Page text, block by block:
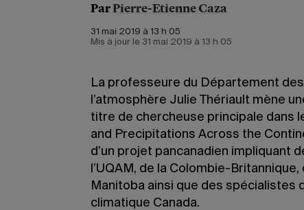
ParPierre-Etienne Caza
31 mai 2019 à 13 h 05
Mis à jour le 31 mai 2019 à 13 h 05
La professeure du Département
l’atmosphère Julie Thériault mène
titre de chercheuse principale dans
and Precipitations Across the
d’un projet pancanadien impliquant
l’UQAM, de la Colombie-
Manitoba ainsi que des spécialistes
climatique Canada.